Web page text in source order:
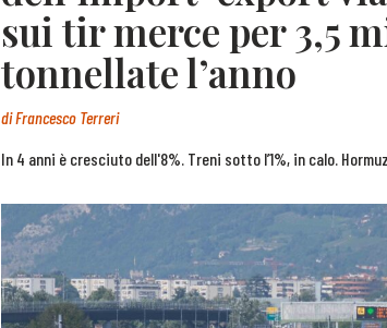
sui tir merce per 3,5
tonnellate l’anno
diFrancesco Terreri
In 4 anni è cresciuto dell'8%. Treni sotto l’1%, in calo.